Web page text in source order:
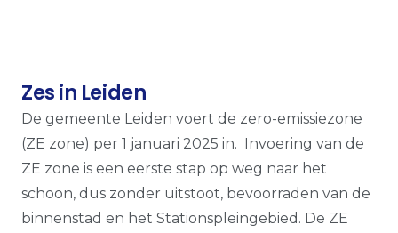
Zes in Leiden
De gemeente Leiden voert de zero-emissiezone
(ZE zone) per 1 januari 2025 in. Invoering van de
ZE zone is een eerste stap op weg naar het
schoon, dus zonder uitstoot, bevoorraden van de
binnenstad en het Stationspleingebied. De ZE